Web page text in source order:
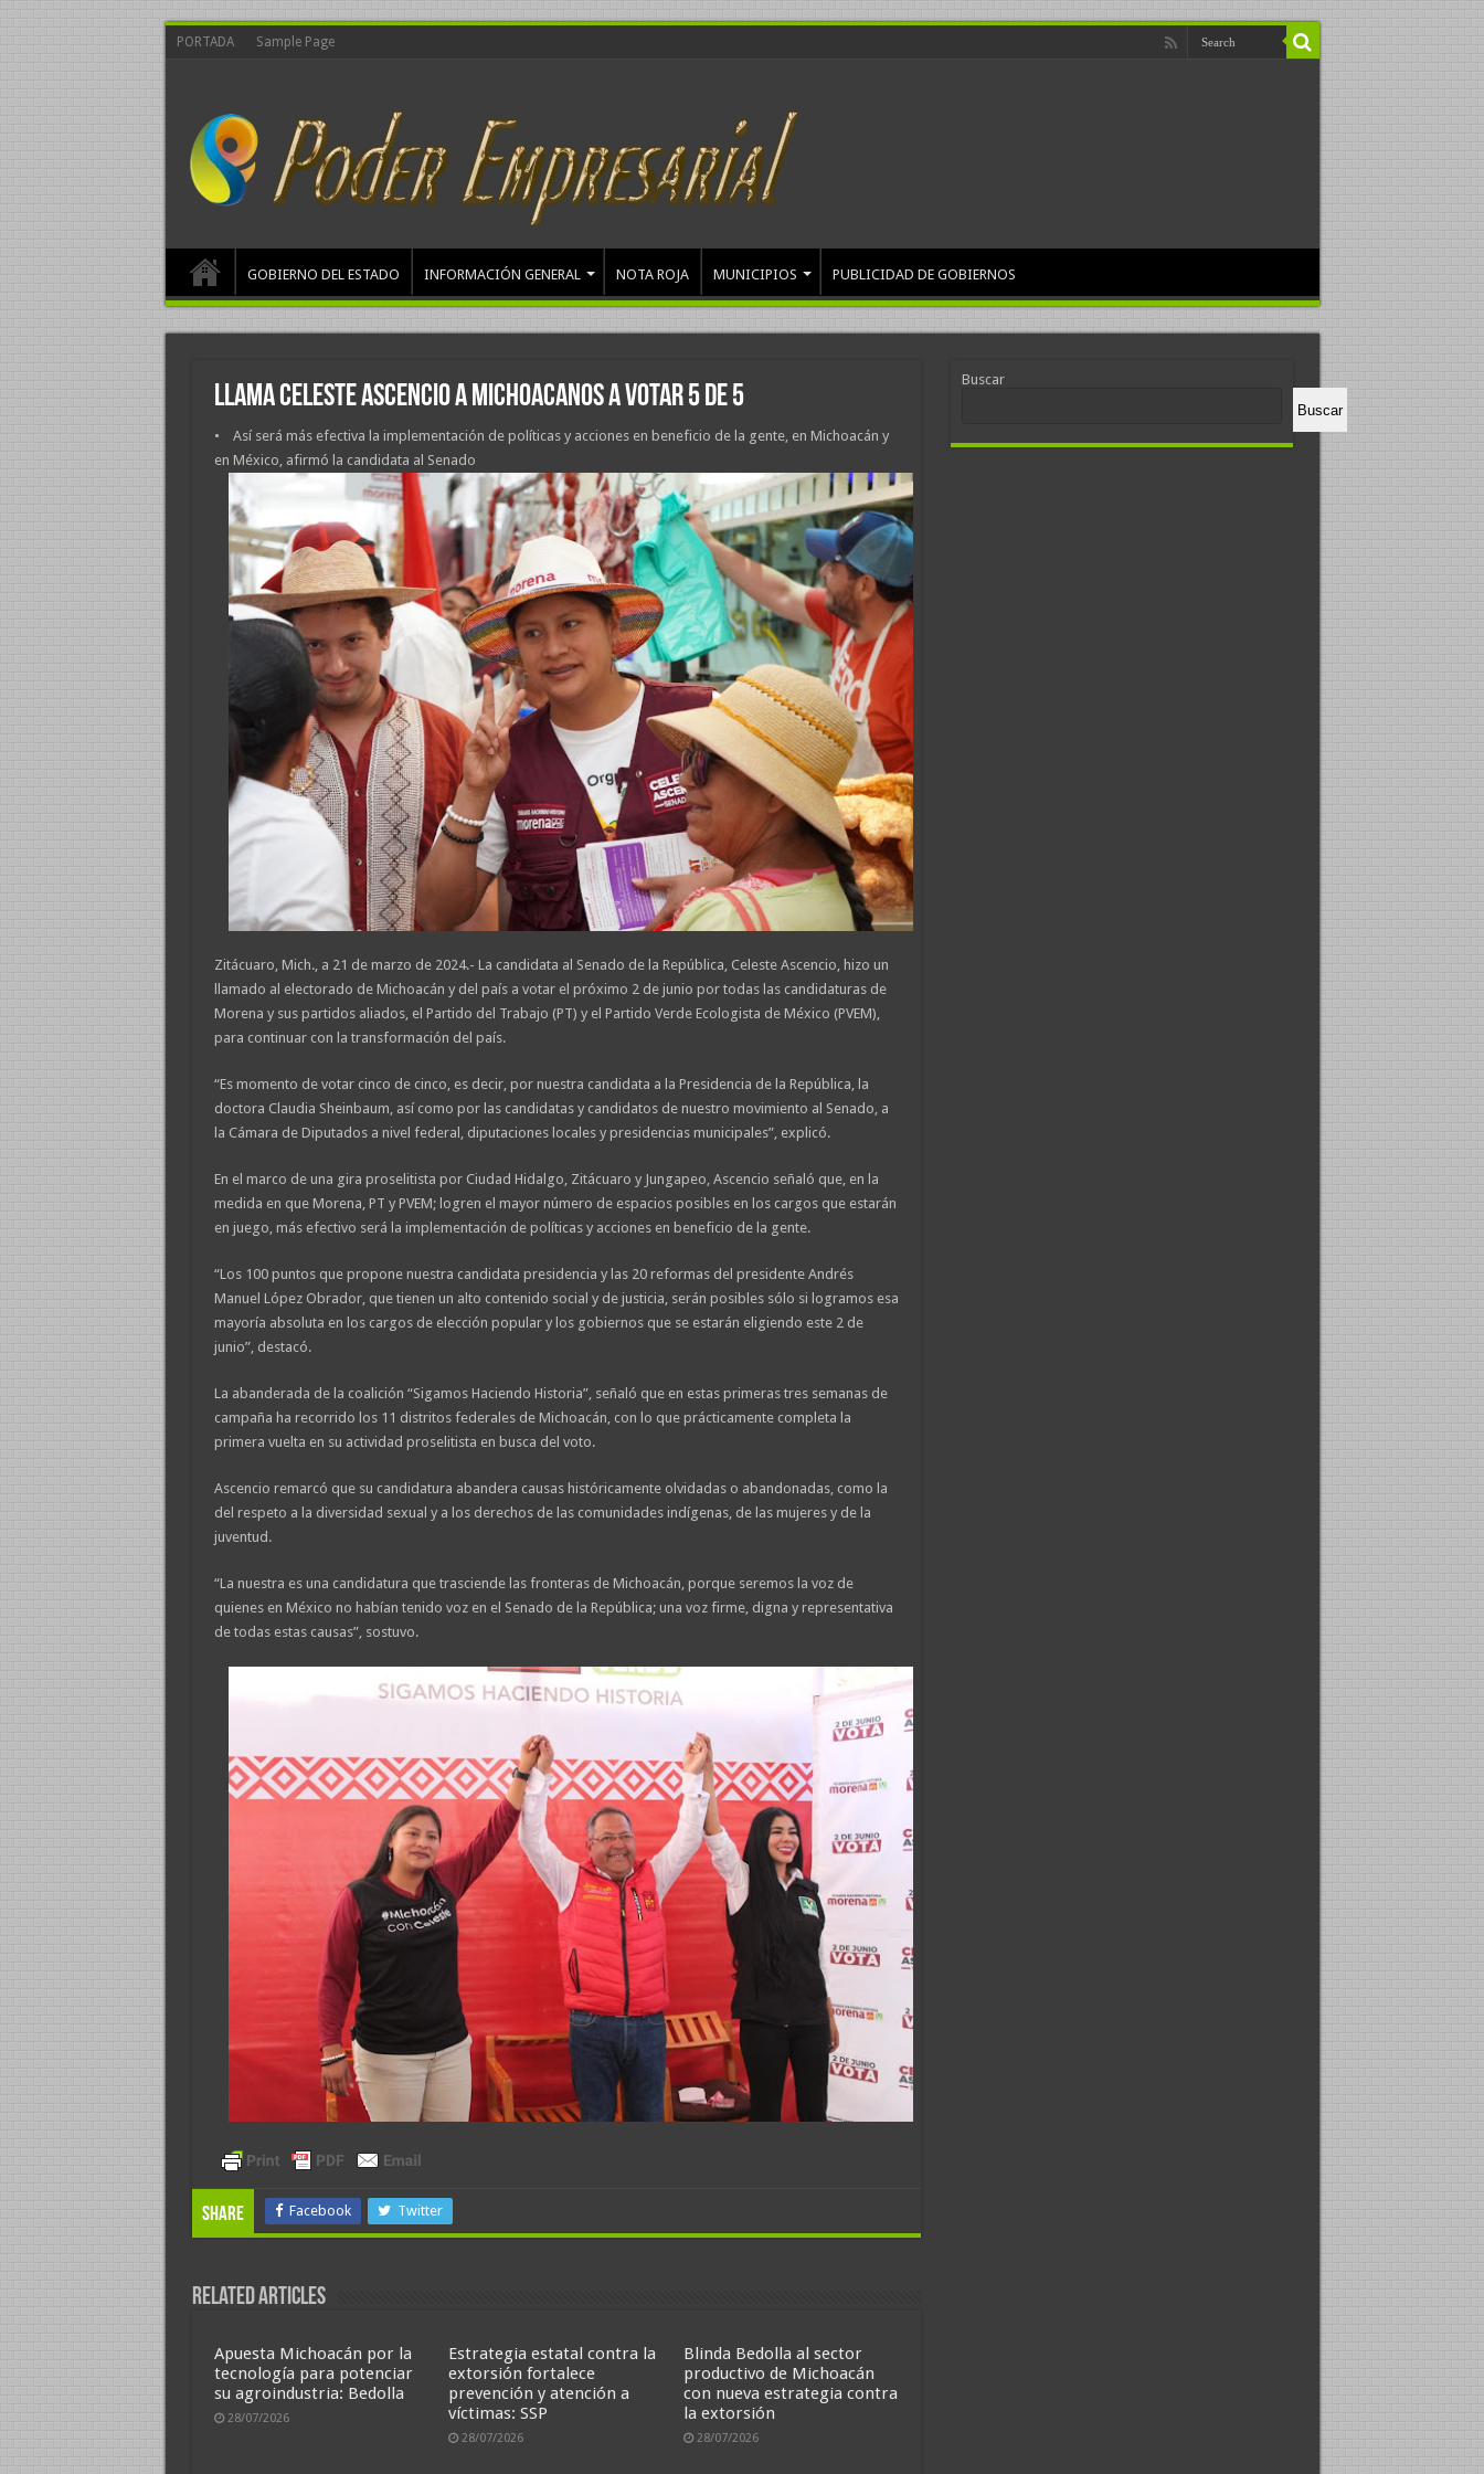
PORTADA Sample Page
GOBIERNO DEL ESTADO INFORMACIÓN GENERAL NOTA ROJA MUNICIPIOS PUBLICIDAD DE GOBIERNOS
Llama Celeste Ascencio a michoacanos a votar 5 de 5
• Así será más efectiva la implementación de políticas y acciones en beneficio de la gente, en Michoacán y
en México, afirmó la candidata al Senado
Zitácuaro, Mich., a 21 de marzo de 2024.- La candidata al Senado de la República, Celeste Ascencio, hizo un
llamado al electorado de Michoacán y del país a votar el próximo 2 de junio por todas las candidaturas de
Morena y sus partidos aliados, el Partido del Trabajo (PT) y el Partido Verde Ecologista de México (PVEM),
para continuar con la transformación del país.
“Es momento de votar cinco de cinco, es decir, por nuestra candidata a la Presidencia de la República, la
doctora Claudia Sheinbaum, así como por las candidatas y candidatos de nuestro movimiento al Senado, a
la Cámara de Diputados a nivel federal, diputaciones locales y presidencias municipales”, explicó.
En el marco de una gira proselitista por Ciudad Hidalgo, Zitácuaro y Jungapeo, Ascencio señaló que, en la
medida en que Morena, PT y PVEM; logren el mayor número de espacios posibles en los cargos que estarán
en juego, más efectivo será la implementación de políticas y acciones en beneficio de la gente.
“Los 100 puntos que propone nuestra candidata presidencia y las 20 reformas del presidente Andrés
Manuel López Obrador, que tienen un alto contenido social y de justicia, serán posibles sólo si logramos esa
mayoría absoluta en los cargos de elección popular y los gobiernos que se estarán eligiendo este 2 de
junio”, destacó.
La abanderada de la coalición “Sigamos Haciendo Historia”, señaló que en estas primeras tres semanas de
campaña ha recorrido los 11 distritos federales de Michoacán, con lo que prácticamente completa la
primera vuelta en su actividad proselitista en busca del voto.
Ascencio remarcó que su candidatura abandera causas históricamente olvidadas o abandonadas, como la
del respeto a la diversidad sexual y a los derechos de las comunidades indígenas, de las mujeres y de la
juventud.
“La nuestra es una candidatura que trasciende las fronteras de Michoacán, porque seremos la voz de
quienes en México no habían tenido voz en el Senado de la República; una voz firme, digna y representativa
de todas estas causas”, sostuvo.
Share Facebook Twitter
Related Articles
Apuesta Michoacán por la
tecnología para potenciar
su agroindustria: Bedolla
28/07/2026
Estrategia estatal contra la
extorsión fortalece
prevención y atención a
víctimas: SSP
28/07/2026
Blinda Bedolla al sector
productivo de Michoacán
con nueva estrategia contra
la extorsión
28/07/2026
Buscar
Buscar